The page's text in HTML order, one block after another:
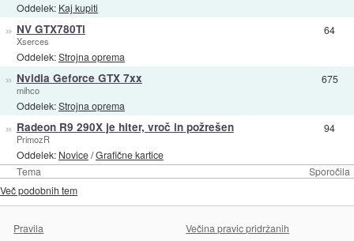
Tema Sporočila
Oddelek: Kaj kupiti
» NV GTX780Ti
Xserces
Oddelek:Strojna oprema
64
» Nvidia Geforce GTX 7xx
mihco
Oddelek:Strojna oprema
675
» Radeon R9 290X je hiter, vroč in požrešen
PrimozR
Oddelek: Novice/Grafične kartice
94
Več podobnih tem
Pravila Večina pravic pridržanih